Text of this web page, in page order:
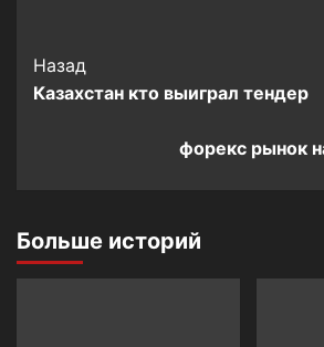
Post
Navigation
Назад
Казахстан кто выиграл тендер
форекс рынок
Больше историй